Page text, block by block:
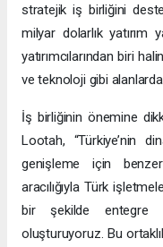
stratejik iş birliğini
milyar dolarlık yatırım
yatırımcılarından biri
ve teknoloji gibi alanlarda
İş birliğinin önemine
Lootah, “Türkiye’nin
genişleme için
aracılığıyla Türk
bir şekilde entegre
oluşturuyoruz. Bu